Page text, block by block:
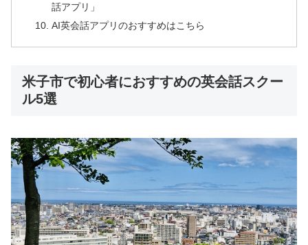
話アプリ」
AI英会話アプリのおすすめはこちら
米子市で初心者におすすめの英会話スクー
ル5選